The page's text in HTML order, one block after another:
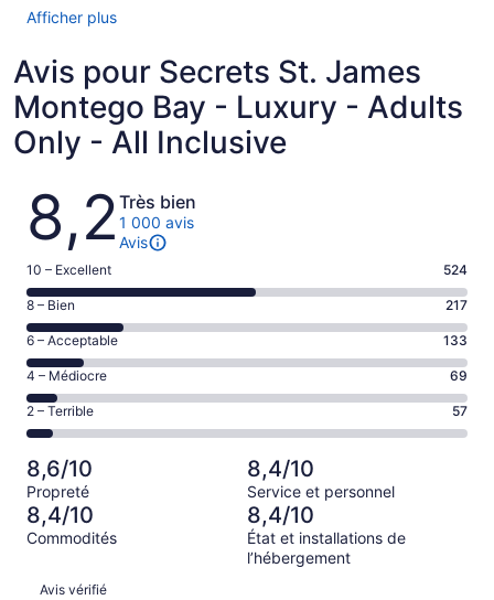
Afficher plus
Avis pour Secrets St. James
Montego Bay - Luxury - Adults
Only - All Inclusive
Avis
8,2 Très bien
1 000 avis
Avis
Note
de 10
–
Excellent,
d’après
524 avis
sur 1000.
10 – Excellent 524
Note
de 8
–
Bien,
d’après
217 avis
sur 1000.
8 – Bien 217
Note
de 6
–
Acceptable,
d’après
sur 1000.
6 – Acceptable 133
Note
de 4
–
Médiocre,
d’après
69 avis
sur 1000.
4 – Médiocre 69
Note
de 2
–
Terrible,
d’après
57 avis
sur 1000.
2 – Terrible 57
8,6/10
Propreté
8,4/10
Service et personnel
8,4/10
Commodités
8,4/10
État et installations de
l’hébergement
Avis
Avis vérifié